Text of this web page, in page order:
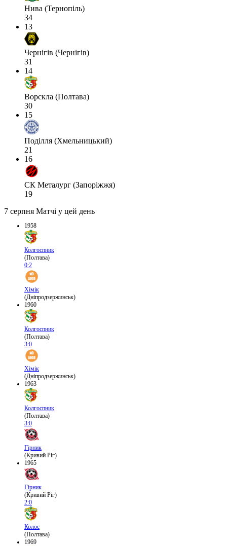
Нива (Тернопіль)
34
13
Чернігів (Чернігів)
31
14
Ворскла (Полтава)
30
15
Поділля (Хмельницький)
21
16
СК Металург (Запоріжжя)
19
7 серпня Матчі у цей день
1958
Колгоспник
(Полтава)
0:2
Хімік
(Дніпродзержинськ)
1960
Колгоспник
(Полтава)
3:0
Хімік
(Дніпродзержинськ)
1963
Колгоспник
(Полтава)
3:0
Гірник
(Кривий Ріг)
1965
Гірник
(Кривий Ріг)
2:0
Колос
(Полтава)
1969